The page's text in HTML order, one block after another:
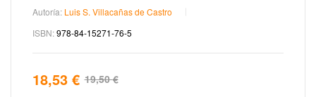
Autoría: Luis S. Villacañas de Castro
ISBN:978-84-15271-76-5
19,50€
18,53 €